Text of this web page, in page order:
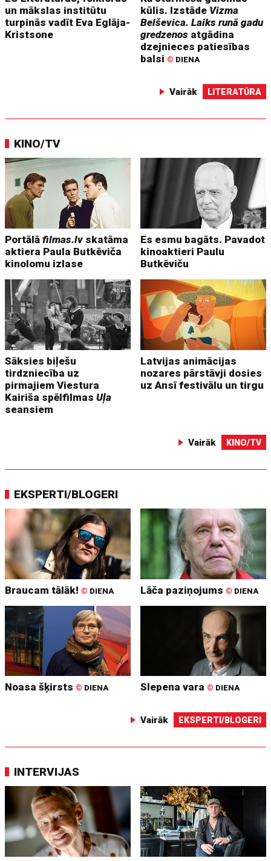
un mākslas institūtu
turpinās vadīt Eva Eglāja-
Kristsone
kūlis. Izstāde Vizma
Belševica. Laiks runā gadu
gredzenos atgādina
dzejnieces patiesības
balsi © DIENA
Vairāk LITERATŪRA
KINO/TV
Portālāfilmas.lv skatāma
aktiera Paula Butkēviča
kinolomu izlase
Es esmu bagāts. Pavadot
kinoaktieri Paulu
Butkēviču
Sāksies biļešu
tirdzniecība uz
pirmajiem Viestura
Kairiša spēlfilmasUļa
seansiem
Latvijas animācijas
nozares pārstāvji dosies
uz Ansī festivālu un tirgu
Vairāk KINO/TV
EKSPERTI/BLOGERI
Braucam tālāk! © DIENA Lāča paziņojums © DIENA
Noasa šķirsts © DIENA Slepena vara © DIENA
Vairāk EKSPERTI/BLOGERI
INTERVIJAS